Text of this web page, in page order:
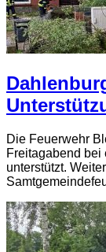
Die Feuerwehr
Freitagabend bei
unterstützt.